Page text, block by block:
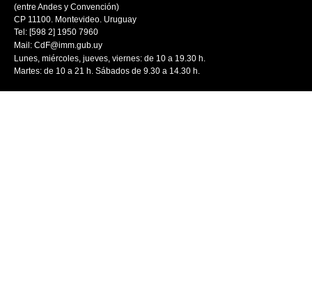
(entre Andes y Convención)
CP 11100. Montevideo. Uruguay
Tel: [598 2] 1950 7960
Mail: CdF@imm.gub.uy
Lunes, miércoles, jueves, viernes: de 10 a 19.30 h.
Martes: de 10 a 21 h. Sábados de 9.30 a 14.30 h.